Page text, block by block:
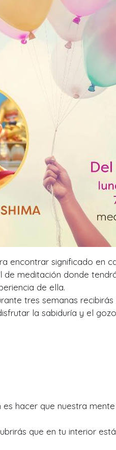
encontrar significado en
de meditación donde
de ella.
tres semanas
la sabiduría y el
hacer que nuestra
que en tu interior